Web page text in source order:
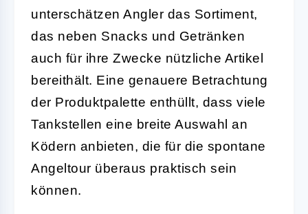
unterschätzen Angler das Sortiment,
das neben Snacks und Getränken
auch für ihre Zwecke nützliche Artikel
bereithält. Eine genauere Betrachtung
der Produktpalette enthüllt, dass viele
Tankstellen eine breite Auswahl an
Ködern anbieten, die für die spontane
Angeltour überaus praktisch sein
können.